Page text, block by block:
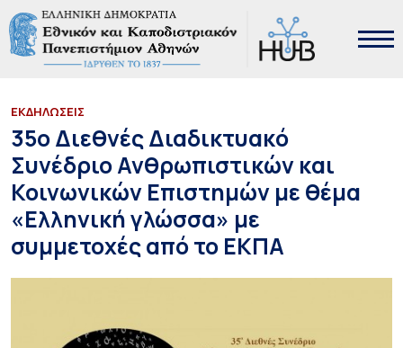
ΕΚΔΗΛΩΣΕΙΣ
35ο Διεθνές Διαδικτυακό
Συνέδριο Ανθρωπιστικών και
Κοινωνικών Επιστημών με θέμα
«Ελληνική γλώσσα» με
συμμετοχές από το ΕΚΠΑ